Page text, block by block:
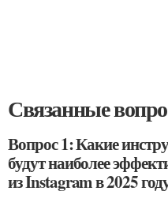
Связанные
Вопрос 1: Какие
будут наиболее
из Instagram в 2025